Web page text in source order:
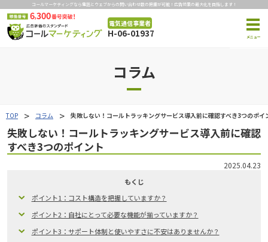
コールマーケティングなら電話とウェブからの問い合わせ数の把握が可能！広告効果の最大化を目指します！
電気通信事業者
H-06-01937
コラム
TOP コラム 失敗しない！コールトラッキングサービス導入前に確認すべき3つのポイ
失敗しない！コールトラッキングサービス導入前に確認
すべき3つのポイント
2025.04.23
もくじ
ポイント1：コスト構造を把握していますか？
ポイント2：自社にとって必要な機能が揃っていますか？
ポイント3：サポート体制と使いやすさに不安はありませんか？